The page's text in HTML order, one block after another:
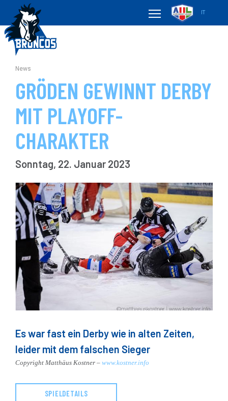
IT
News
GRÖDEN GEWINNT DERBY
MIT PLAYOFF-
CHARAKTER
Sonntag, 22. Januar 2023
Es war fast ein Derby wie in alten Zeiten,
leider mit dem falschen Sieger
Copyright Matthäus Kostner – www.kostner.info
SPIELDETAILS